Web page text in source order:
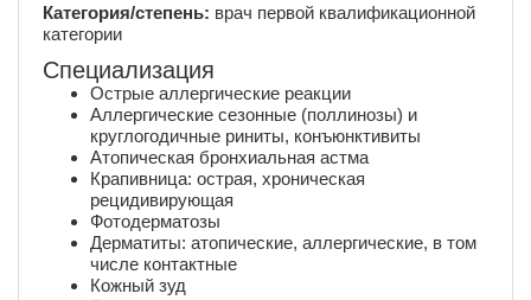
Категория/степень: врач первой квалификационной
категории
Специализация
Острые аллергические реакции
Аллергические сезонные (поллинозы) и
круглогодичные риниты, конъюнктивиты
Атопическая бронхиальная астма
Крапивница: острая, хроническая
рецидивирующая
Фотодерматозы
Дерматиты: атопические, аллергические, в том
числе контактные
Кожный зуд